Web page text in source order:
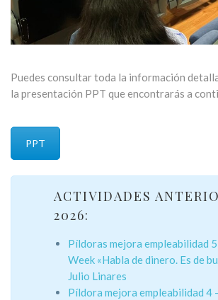
Puedes consultar toda la información
la presentación PPT que encontrarás a
PPT
ACTIVIDADES
2026:
Píldoras mejora empleabilidad
Week «Habla de dinero. Es de
Julio Linares
Píldora mejora empleabilidad 4